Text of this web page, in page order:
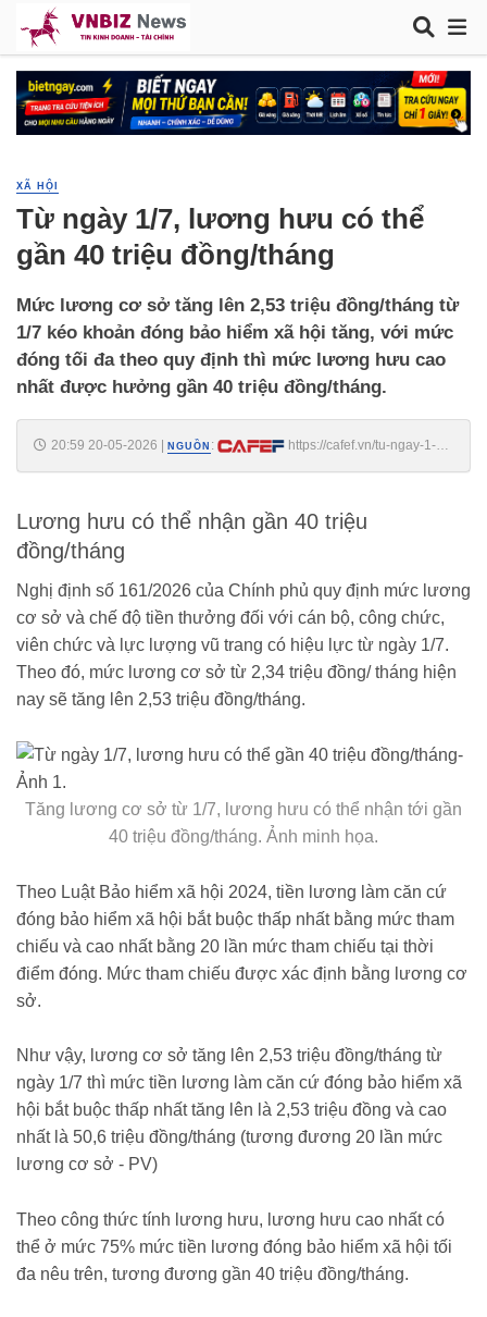
XÃ HỘI
Từ ngày 1/7, lương hưu có thể
gần 40 triệu đồng/tháng
Mức lương cơ sở tăng lên 2,53 triệu đồng/tháng từ
1/7 kéo khoản đóng bảo hiểm xã hội tăng, với mức
đóng tối đa theo quy định thì mức lương hưu cao
nhất được hưởng gần 40 triệu đồng/tháng.
20:59 20-05-2026 NGUỒN :
https://cafef.vn/tu-ngay-1-7-
Lương hưu có thể nhận gần 40 triệu
đồng/tháng
Nghị định số 161/2026 của Chính phủ quy định mức lương
cơ sở và chế độ tiền thưởng đối với cán bộ, công chức,
viên chức và lực lượng vũ trang có hiệu lực từ ngày 1/7.
Theo đó, mức lương cơ sở từ 2,34 triệu đồng/ tháng hiện
nay sẽ tăng lên 2,53 triệu đồng/tháng.
Tăng lương cơ sở từ 1/7, lương hưu có thể nhận tới gần
40 triệu đồng/tháng. Ảnh minh họa.
Theo Luật Bảo hiểm xã hội 2024, tiền lương làm căn cứ
đóng bảo hiểm xã hội bắt buộc thấp nhất bằng mức tham
chiếu và cao nhất bằng 20 lần mức tham chiếu tại thời
điểm đóng. Mức tham chiếu được xác định bằng lương cơ
sở.
Như vậy, lương cơ sở tăng lên 2,53 triệu đồng/tháng từ
ngày 1/7 thì mức tiền lương làm căn cứ đóng bảo hiểm xã
hội bắt buộc thấp nhất tăng lên là 2,53 triệu đồng và cao
nhất là 50,6 triệu đồng/tháng (tương đương 20 lần mức
lương cơ sở - PV)
Theo công thức tính lương hưu, lương hưu cao nhất có
thể ở mức 75% mức tiền lương đóng bảo hiểm xã hội tối
đa nêu trên, tương đương gần 40 triệu đồng/tháng.